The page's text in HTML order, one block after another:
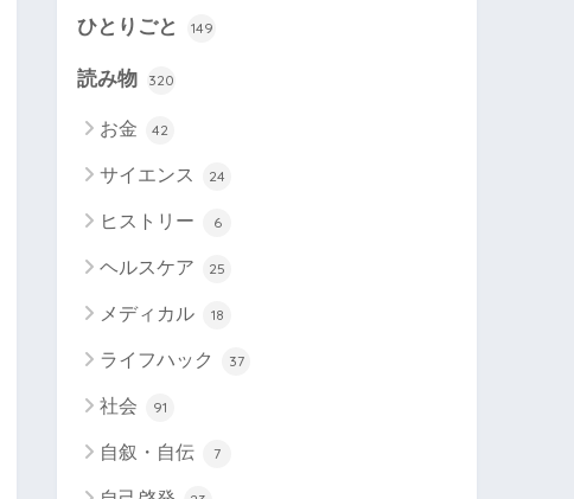
ひとりごと 149
読み物 320
お金 42
サイエンス 24
ヒストリー 6
ヘルスケア 25
メディカル 18
ライフハック 37
社会 91
自叙・自伝 7